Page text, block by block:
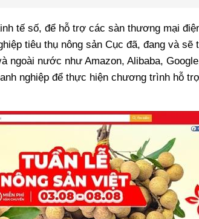
tế số, để hỗ trợ các sàn thương mại
tiêu thụ nông sản Cục đã, đang và sẽ
ngoài nước như Amazon, Alibaba,
nghiệp để thực hiện chương trình hỗ